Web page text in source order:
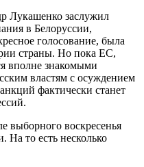
Лукашенко заслужил
в Белоруссии,
голосование, была
страны. Но пока ЕС,
вполне знакомыми
властям с осуждением
фактически станет
выборного воскресенья
На то есть несколько